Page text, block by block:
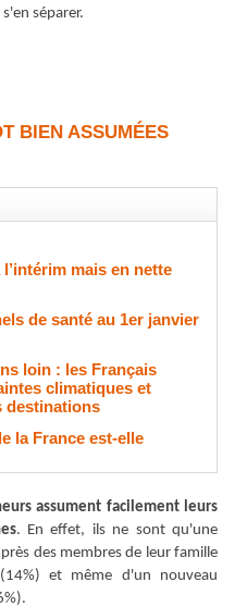
s'en séparer.
BIEN ASSUMÉES
mais en nette
de santé au 1er janvier
loin : les Français
climatiques et
destinations
la France est-elle
. En effet, ils ne sont qu'une
des membres de leur famille
et même d 'un nouveau